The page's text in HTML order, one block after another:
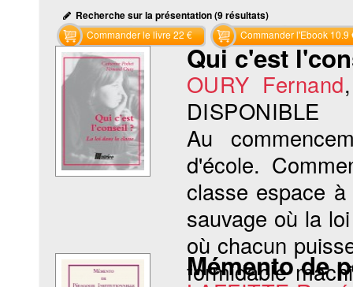
Commander le livre 22 € Commander l'Ebook 10.9
Recherche sur la présentation (9 résultats)
Qui c'est
OURY Fernand
DISPONIBLE
Au
d'école.
classe espace
sauvage où la
où chacun
formidable
Mémento de